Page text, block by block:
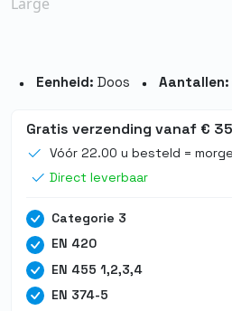
Eenheid: Doos Aantallen:
Gratis verzending vanaf €
Vóór 22.00 u besteld =
Direct leverbaar
Categorie 3
EN 420
EN 455 1,2,3,4
EN 374-5